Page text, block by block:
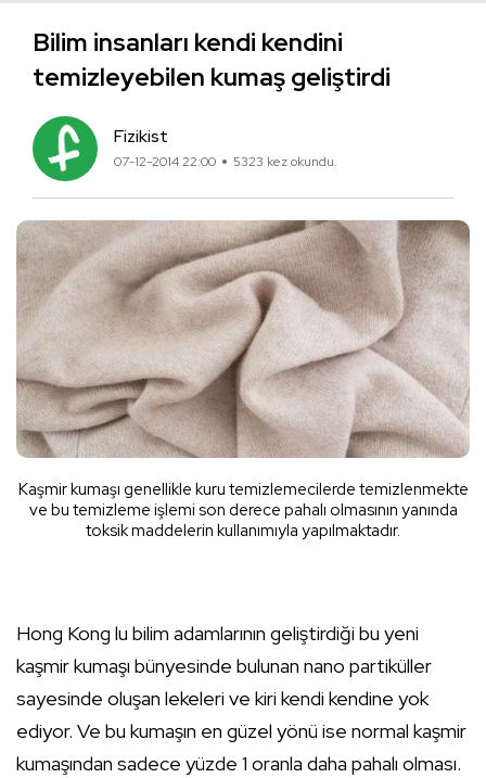
Bilim insanları kendi kendini
temizleyebilen kumaş geliştirdi
Fizikist
07-12-2014 22:00 5323 kez okundu.
Kaşmir kumaşı genellikle kuru temizlemecilerde temizlenmekte
ve bu temizleme işlemi son derece pahalı olmasının yanında
toksik maddelerin kullanımıyla yapılmaktadır.
Hong Kong lu bilim adamlarının geliştirdiği bu yeni
kaşmir kumaşı bünyesinde bulunan nano partiküller
sayesinde oluşan lekeleri ve kiri kendi kendine yok
ediyor. Ve bu kumaşın en güzel yönü ise normal kaşmir
kumaşından sadece yüzde 1 oranla daha pahalı olması.